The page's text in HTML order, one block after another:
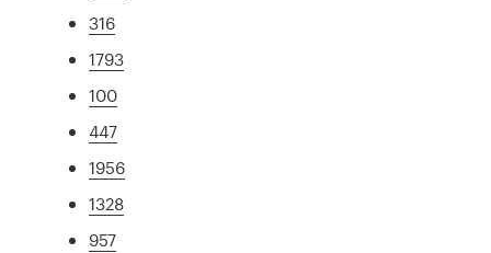
316
1793
100
447
1956
1328
957